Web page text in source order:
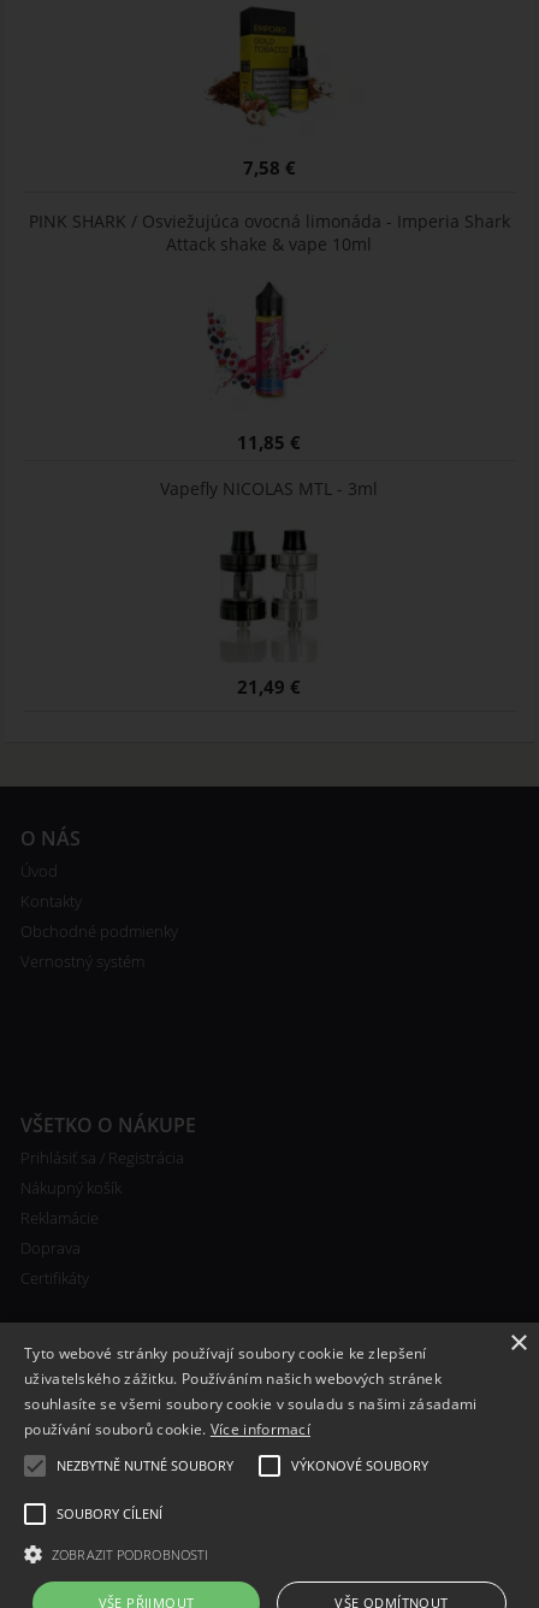
7,58 €
PINK SHARK / Osviežujúca ovocná limonáda - Imperia Shark
Attack shake & vape 10ml
11,85 €
Vapefly NICOLAS MTL - 3ml
21,49 €
O NÁS
Úvod
Kontakty
Obchodné podmienky
Vernostný systém
VŠETKO O NÁKUPE
Prihlásiť sa / Registrácia
Nákupný košík
Reklamácie
Doprava
Certifikáty
RYCHLÝ KONTAKT
+420 608 138 367
info@bomba-cig.sk
×
Tyto webové stránky používají soubory cookie ke zlepšení
uživatelského zážitku. Používáním našich webových stránek
souhlasíte se všemi soubory cookie v souladu s našimi zásadami
používání souborů cookie. Více informací
NEZBYTNĚ NUTNÉ SOUBORY VÝKONOVÉ SOUBORY
SOUBORY CÍLENÍ
ZOBRAZIT PODROBNOSTI
VŠE PŘIJMOUT VŠE ODMÍTNOUT